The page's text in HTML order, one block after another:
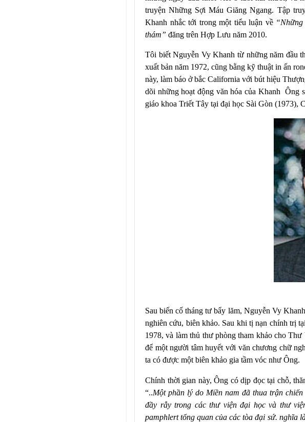
truyện Những Sợi Máu Giăng Ngang. Tập
Khanh nhắc tới trong một tiểu luận về
thám” đăng trên Hợp Lưu năm 2010.
Tôi biết Nguyễn Vy Khanh từ những năm đầu
xuất bản năm 1972, cũng bằng kỹ thuật in ấn
này, làm báo ở bắc California với bút hiệu
dõi những hoạt động văn hóa của Khanh Ông
giáo khoa Triết Tây tại đại học Sài Gòn (1973),
Sau biến cố tháng tư bẩy lăm, Nguyễn Vy
nghiên cứu, biên khảo. Sau khi tị nạn chính trị
1978, và làm thủ thư phòng tham khảo cho
để một người tâm huyết với văn chương chữ
ta có được một biên khảo gia tầm vóc như Ông.
Chính thời gian này, Ông có dịp đọc tại chỗ,
“..Một phần lý do Miền nam đã thua trận chiến
đầy rẫy trong các thư viện đại học và thư
pamphlert tổng quan của các tòa đại sứ. nghĩa